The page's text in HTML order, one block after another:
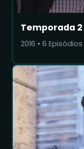
Temporada 2
2016 • 6 Episódios